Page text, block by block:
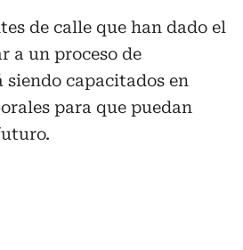
de calle que han dado el
a un proceso de
siendo capacitados en
para que puedan